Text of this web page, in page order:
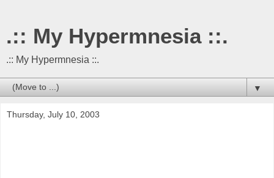
.:: My Hypermnesia ::.
.:: My Hypermnesia ::.
▼
Thursday, July 10, 2003